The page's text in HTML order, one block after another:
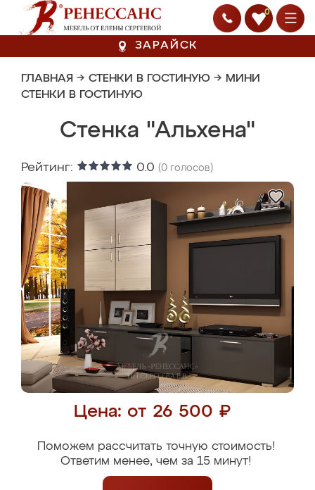
0
ЗАРАЙСК
ГЛАВНАЯ → СТЕНКИ В ГОСТИНУЮ → МИНИ
СТЕНКИ В ГОСТИНУЮ
Стенка "Альхена"
Рейтинг: 0.0 (0 голосов)
Цена: от 26 500 ₽
Поможем рассчитать точную стоимость!
Ответим менее, чем за 15 минут!